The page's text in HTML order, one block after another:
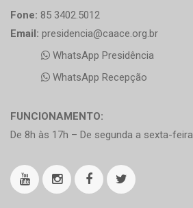
Fone: 85 3402.5012
Email: presidencia@caace.org.br
WhatsApp Presidência
WhatsApp Recepção
FUNCIONAMENTO:
De 8h às 17h – De segunda a sexta-feira